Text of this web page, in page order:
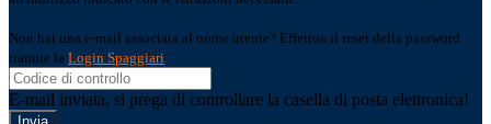
Non hai una e-mail associata al nome utente? Effettua il reset della password
tramite la Login Spaggiari
E-mail inviata, si prega di controllare la casella di posta elettronica!